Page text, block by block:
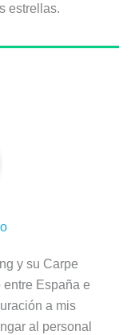
estrellas.
y su Carpe
España e
a mis
al personal